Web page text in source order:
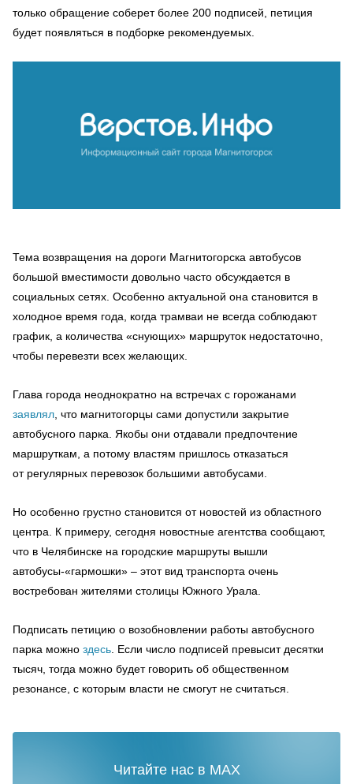
только обращение соберет более 200 подписей, петиция
будет появляться в подборке рекомендуемых.
Тема возвращения на дороги Магнитогорска автобусов
большой вместимости довольно часто обсуждается в
социальных сетях. Особенно актуальной она становится в
холодное время года, когда трамваи не всегда соблюдают
график, а количества «снующих» маршруток недостаточно,
чтобы перевезти всех желающих.
Глава города неоднократно на встречах с горожанами
заявлял , что магнитогорцы сами допустили закрытие
автобусного парка. Якобы они отдавали предпочтение
маршруткам, а потому властям пришлось отказаться
от регулярных перевозок большими автобусами.
Но особенно грустно становится от новостей из областного
центра. К примеру, сегодня новостные агентства сообщают,
что в Челябинске на городские маршруты вышли
автобусы-«гармошки» – этот вид транспорта очень
востребован жителями столицы Южного Урала.
Подписать петицию о возобновлении работы автобусного
парка можно здесь . Если число подписей превысит десятки
тысяч, тогда можно будет говорить об общественном
резонансе, с которым власти не смогут не считаться.
Читайте нас в MAX